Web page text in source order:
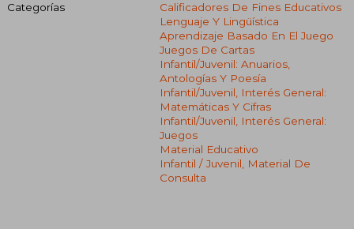
Categorías
Calificadores De Fines Educativos
Lenguaje Y Lingüística
Aprendizaje Basado En El Juego
Juegos De Cartas
Infantil/juvenil: Anuarios,
Antologías Y Poesía
Infantil/juvenil, Interés General:
Matemáticas Y Cifras
Infantil/juvenil, Interés General:
Juegos
Material Educativo
Infantil / Juvenil, Material De
Consulta